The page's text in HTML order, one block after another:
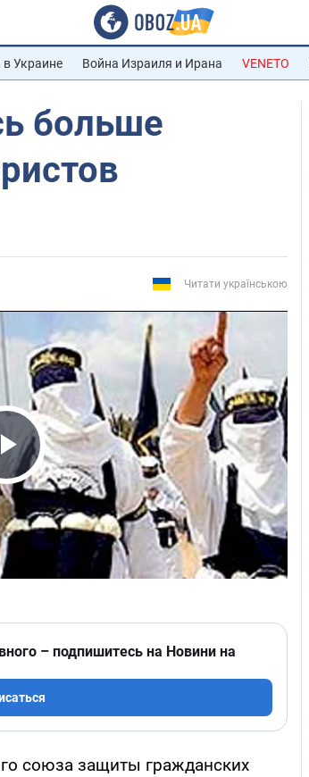
в Украине Война Израиля и Ирана VENETO
больше
Читати українською
Video
– подпишитесь на Новини на
союза защиты гражданских